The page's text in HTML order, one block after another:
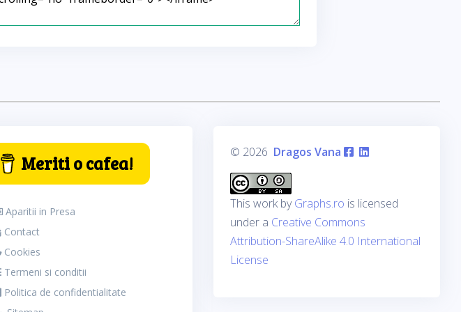
Meriti o cafea!
Aparitii in Presa
Contact
Cookies
Termeni si conditii
Politica de confidentialitate
© 2026 Dragos Vana
This work byGraphs.ro is licensed
under a Creative Commons
Attribution-ShareAlike 4.0 International
License